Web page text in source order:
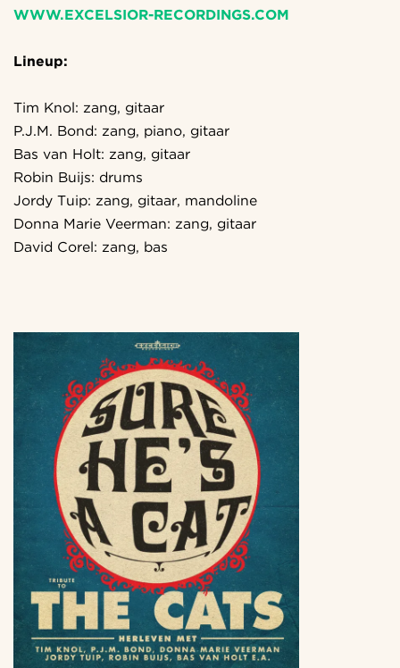
WWW.EXCELSIOR-RECORDINGS.COM
Lineup:
Tim Knol: zang, gitaar
P.J.M. Bond: zang, piano, gitaar
Bas van Holt: zang, gitaar
Robin Buijs: drums
Jordy Tuip: zang, gitaar, mandoline
Donna Marie Veerman: zang, gitaar
David Corel: zang, bas